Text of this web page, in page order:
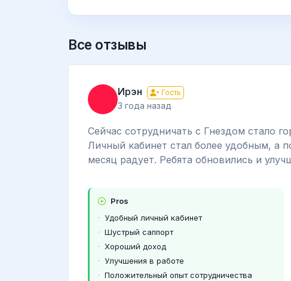
Все отзывы
Ирэн Гость
3 года назад
Сейчас сотрудничать с Гнездом стало
Личный кабинет стал более удобным, а
месяц радует. Ребята обновились и
Pros
Удобный личный кабинет
Шустрый саппорт
Хороший доход
Улучшения в работе
Положительный опыт сотрудничества